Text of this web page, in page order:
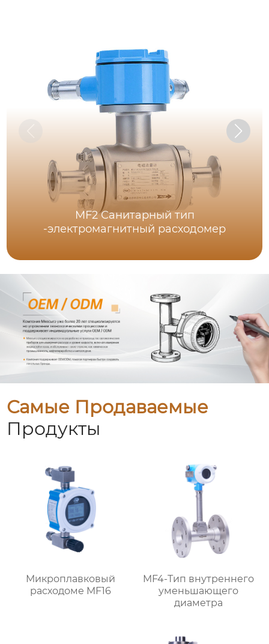
MF2 Санитарный тип
-электромагнитный расходомер
Самые Продаваемые
Продукты
Микроплавковый
расходоме MF16
MF4-Тип внутреннего
уменьшающего
диаметра